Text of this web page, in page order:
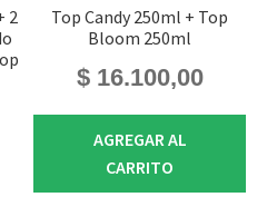
2
Top Candy 250ml + Top
Bloom 250ml
$16.100,00
AGREGAR AL
CARRITO